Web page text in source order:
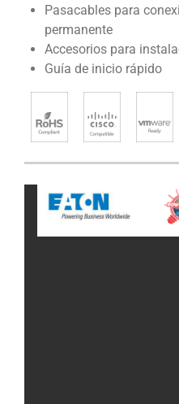
Pasacables para
permanente
Accesorios para
Guía de inicio rápido